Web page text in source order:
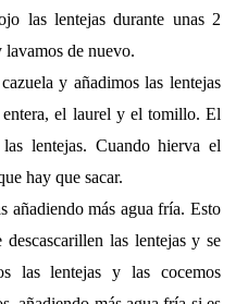
las lentejas durante unas 2
lavamos de nuevo.
y añadimos las lentejas
entera, el laurel y el tomillo. El
lentejas. Cuando hierva el
hay que sacar.
añadiendo más agua fría. Esto
descascarillen las lentejas y se
las lentejas y las cocemos